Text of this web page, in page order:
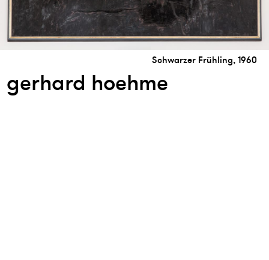
Schwarzer Frühling, 1960
gerhard hoehme